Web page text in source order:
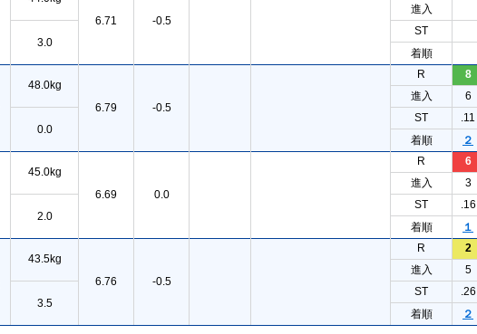
6.71
-0.5
進入
3.0
ST
着順
48.0kg
6.79
-0.5
R
8
進入
6
0.0
ST
.11
着順
２
45.0kg
6.69
0.0
R
6
進入
3
2.0
ST
.16
着順
１
43.5kg
6.76
-0.5
R
2
進入
5
3.5
ST
.26
着順
２